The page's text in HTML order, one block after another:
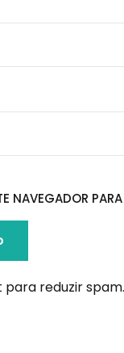
NAVEGADOR
para reduzir spam.